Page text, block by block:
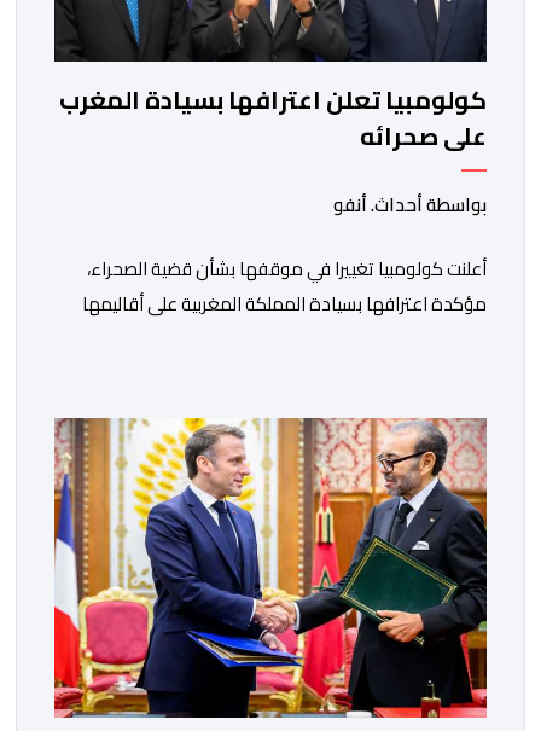
كولومبيا تعلن اعترافها بسيادة المغرب
على صحرائه
بواسطة أحداث. أنفو
أعلنت كولومبيا تغييرا في موقفها بشأن قضية الصحراء،
مؤكدة اعترافها بسيادة المملكة المغربية على أقاليمها
الافريقي والمغاربة المقيمين بالخارج، ناصر بوريطة، ونائب
رئيس جمهورية كولومبيا، خوسيه مانويل ريستريبو، بحضور
وزير العلاقات الخارجية عمر بولا إسكوبار. وبهذه المناسبة،
أكد السيد […]